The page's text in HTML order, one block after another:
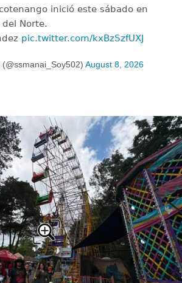
inició este sábado en
Norte.
pic.twitter.com/kxBzSzfUXJ
August 8, 2026